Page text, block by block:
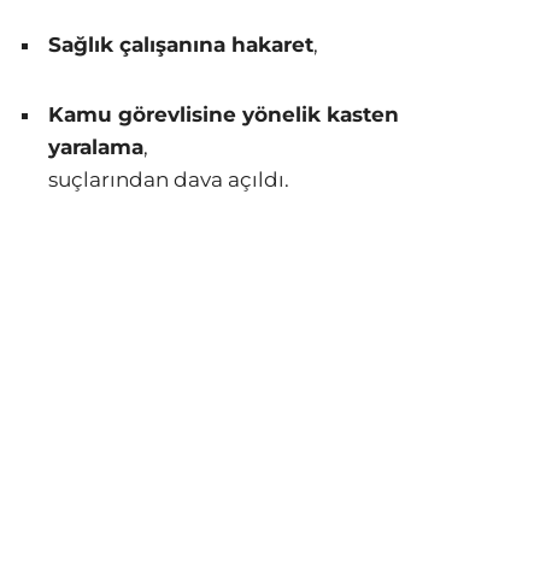
Sağlık çalışanına hakaret,
Kamu görevlisine yönelik kasten
yaralama,
suçlarından dava açıldı.